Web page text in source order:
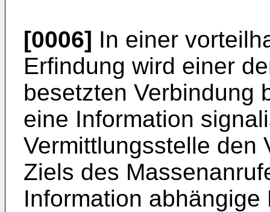
[0006] In einer
Erfindung wird einer
besetzten Verbindung
eine Information
Vermittlungsstelle den
Ziels des
Information